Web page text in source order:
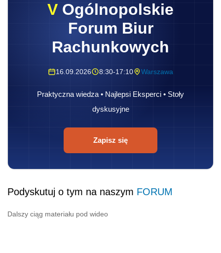
V Ogólnopolskie
Forum Biur
Rachunkowych
16.09.2026 8:30-17:10 Warszawa
Praktyczna wiedza • Najlepsi Eksperci • Stoły
dyskusyjne
Zapisz się
Podyskutuj o tym na naszym FORUM
Dalszy ciąg materiału pod wideo